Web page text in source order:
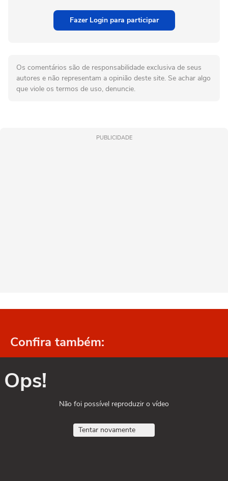
Fazer Login para participar
Os comentários são de responsabilidade exclusiva de seus
autores e não representam a opinião deste site. Se achar algo
que viole os termos de uso, denuncie.
PUBLICIDADE
Confira também:
Ops!
Não foi possível reproduzir o vídeo
Tentar novamente